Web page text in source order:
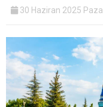
30 Haziran 2025